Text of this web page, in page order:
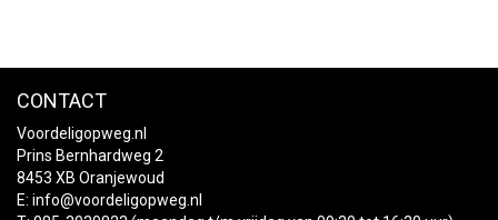
CONTACT
Voordeligopweg.nl
Prins Bernhardweg 2
8453 XB Oranjewoud
E: info@voordeligopweg.nl